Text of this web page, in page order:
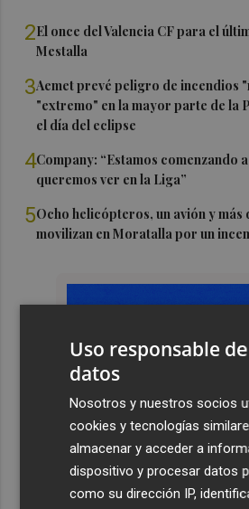
2El once del Valencia CF para el
Mestalla
3Aemet prevé peligro de incendios
"extremo" en la mayor parte de la
el día del eclipse
4Company: “Estamos comenzando
queremos ver en la Liga”
5Ocho helicópteros, un avión y más
movilizan en Moratalla por un
Uso responsable
datos
Nosotros y nuestros socios
cookies y tecnologías
almacenar y acceder a
dispositivo y procesar datos
como su dirección IP,